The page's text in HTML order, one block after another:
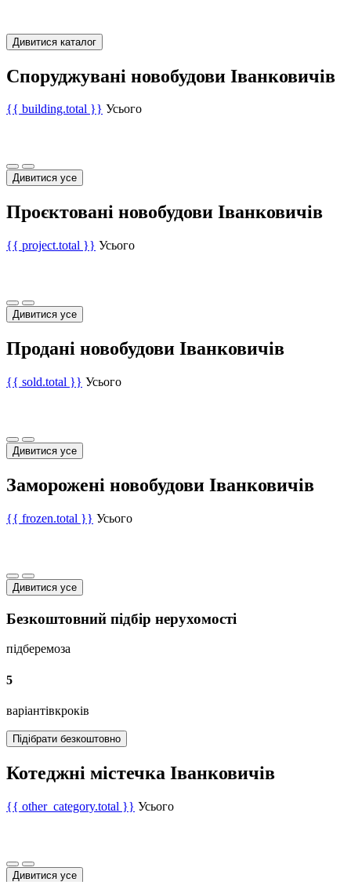
Дивитися каталог
Споруджувані новобудови Іванковичів
{{ building.total }} Усього
Дивитися усе
Проєктовані новобудови Іванковичів
{{ project.total }} Усього
Дивитися усе
Продані новобудови Іванковичів
{{ sold.total }} Усього
Дивитися усе
Заморожені новобудови Іванковичів
{{ frozen.total }} Усього
Дивитися усе
Безкоштовний підбір нерухомості
підберемоза
5
варіантівкроків
Підібрати безкоштовно
Котеджні містечка Іванковичів
{{ other_category.total }} Усього
Дивитися усе